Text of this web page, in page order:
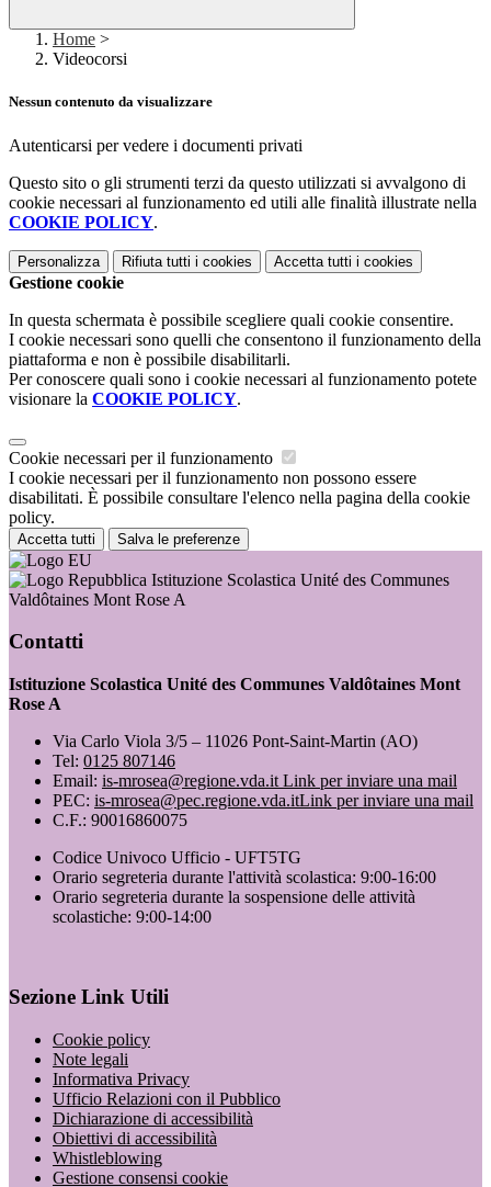
Home >
Videocorsi
Nessun contenuto da visualizzare
Autenticarsi per vedere i documenti privati
Questo sito o gli strumenti terzi da questo utilizzati si avvalgono di
cookie necessari al funzionamento ed utili alle finalità illustrate nella
COOKIE POLICY.
Personalizza Rifiuta tutti i cookies Accetta tutti i cookies
Gestione cookie
In questa schermata è possibile scegliere quali cookie consentire.
I cookie necessari sono quelli che consentono il funzionamento della
piattaforma e non è possibile disabilitarli.
Per conoscere quali sono i cookie necessari al funzionamento potete
visionare la COOKIE POLICY.
Cookie necessari per il funzionamento
I cookie necessari per il funzionamento non possono essere
disabilitati. È possibile consultare l'elenco nella pagina della cookie
policy.
Accetta tutti Salva le preferenze
Istituzione Scolastica Unité des Communes
Valdôtaines Mont Rose A
Contatti
Istituzione Scolastica Unité des Communes Valdôtaines Mont
Rose A
Via Carlo Viola 3/5 – 11026 Pont-Saint-Martin (AO)
Tel: 0125 807146
Email: is-mrosea@regione.vda.it Link per inviare una mail
PEC: is-mrosea@pec.regione.vda.itLink per inviare una mail
C.F.: 90016860075
Codice Univoco Ufficio - UFT5TG
Orario segreteria durante l'attività scolastica: 9:00-16:00
Orario segreteria durante la sospensione delle attività
scolastiche: 9:00-14:00
Sezione Link Utili
Cookie policy
Note legali
Informativa Privacy
Ufficio Relazioni con il Pubblico
Dichiarazione di accessibilità
Obiettivi di accessibilità
Whistleblowing
Gestione consensi cookie